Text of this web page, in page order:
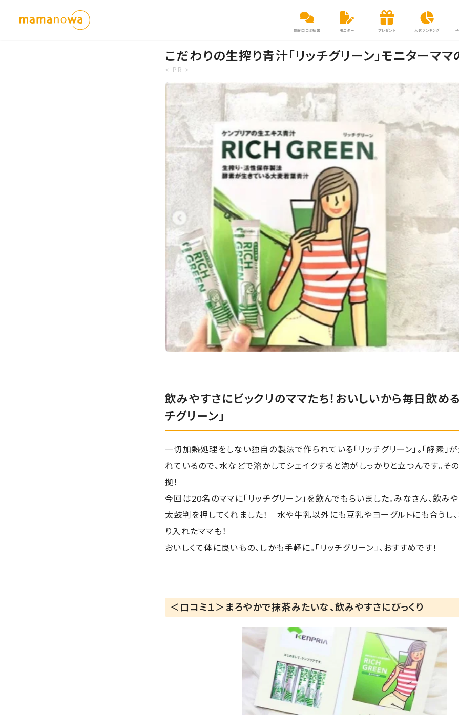
体験口コミ動画 モニター プレゼント 人気ランキング
こだわりの生搾り青汁「リッチグリーン」モニターママ
< PR >
飲みやすさにビックリのママたち！おいしいから毎日飲め
チグリーン」
一切加熱処理をしない独自の製法で作られている「リッチグリーン」。「酵素」
れているので、水などで溶かしてシェイクすると泡がしっかりと立つんです。そ
拠！
今回は20名のママに「リッチグリーン」を飲んでもらいました。みなさん、飲み
太鼓判を押してくれました！ 水や牛乳以外にも豆乳やヨーグルトにも合うし
り入れたママも！
おいしくて体に良いもの、しかも手軽に。「リッチグリーン」、おすすめです！
＜口コミ１＞まろやかで抹茶みたいな、飲みやすさにびっくり